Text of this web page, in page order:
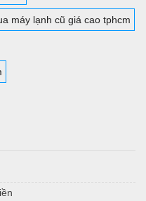
máy lạnh cũ giá cao tphcm